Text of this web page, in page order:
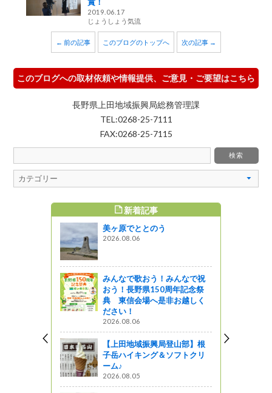
2019.06.17
じょうしょう気流
← 前の記事 このブログのトップへ 次の記事 →
このブログへの取材依頼や情報提供、ご意見・ご要望はこちら
長野県上田地域振興局総務管理課
TEL:0268-25-7111
FAX:0268-25-7115
新着記事
美ヶ原でととのう
2026.08.06
みんなで歌おう！みんなで祝
おう！長野県150周年記念祭
典 東信会場へ是非お越しく
ださい！
2026.08.06
【上田地域振興局登山部】根
子岳ハイキング＆ソフトクリ
ーム♪
2026.08.05